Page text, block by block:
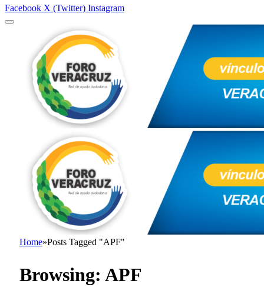
Facebook X (Twitter) Instagram
Home»Posts Tagged "APF"
Browsing: APF